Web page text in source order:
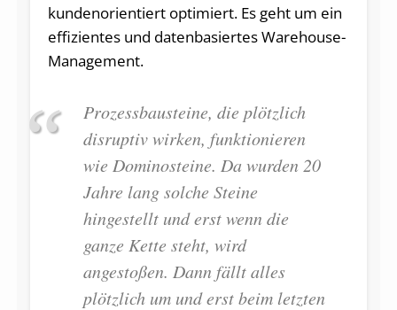
kundenorientiert optimiert. Es geht um ein
effizientes und datenbasiertes Warehouse-
Management.
Prozessbausteine, die plötzlich
disruptiv wirken, funktionieren
wie Dominosteine. Da wurden 20
Jahre lang solche Steine
hingestellt und erst wenn die
ganze Kette steht, wird
angestoßen. Dann fällt alles
plötzlich um und erst beim letzten